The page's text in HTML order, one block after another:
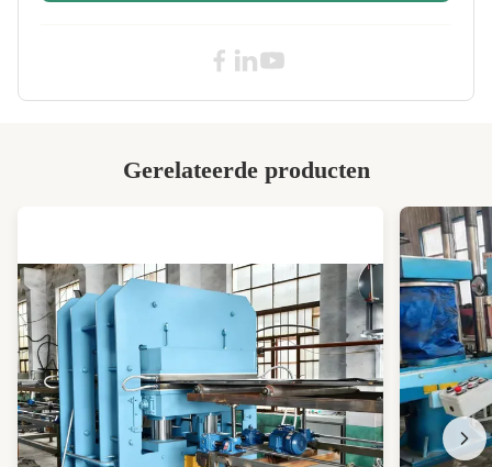
Gerelateerde producten